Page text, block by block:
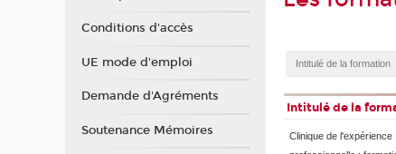
Intitulé de la
Clinique de l'expérience
Conditions d'accès
UE mode d'emploi
Demande d'Agréments
Soutenance Mémoires